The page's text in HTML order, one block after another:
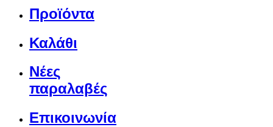
Προϊόντα
Καλάθι
Νέες
παραλαβές
Επικοινωνία